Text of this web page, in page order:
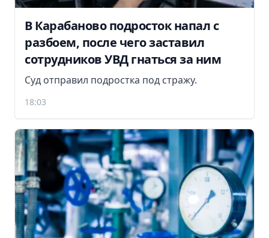
В Карабаново подросток напал с
разбоем, после чего заставил
сотрудников УВД гнаться за ним
Суд отправил подростка под стражу.
18:03